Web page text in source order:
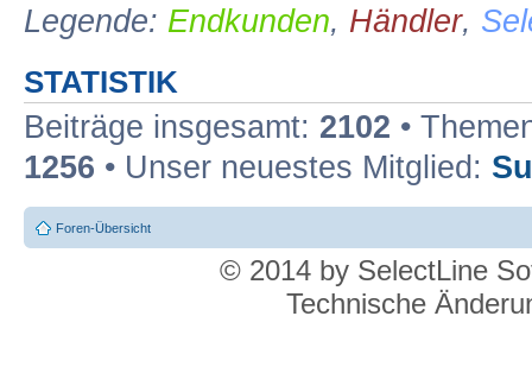
Legende: Endkunden, Händler,
STATISTIK
Beiträge insgesamt: 2102 •
1256 • Unser neuestes Mitglied:
Foren-Übersicht
© 2014 by SelectLine
Technische